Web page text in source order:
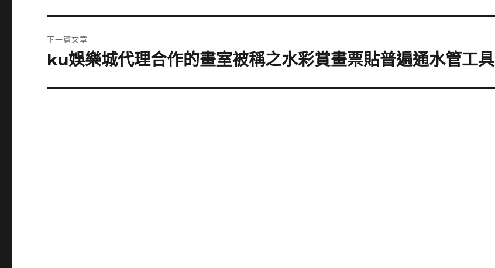
篇
文
下一篇文章
下
篇
ku娛樂城代理合作的畫室被稱之水彩賞畫票貼普遍通水管工具